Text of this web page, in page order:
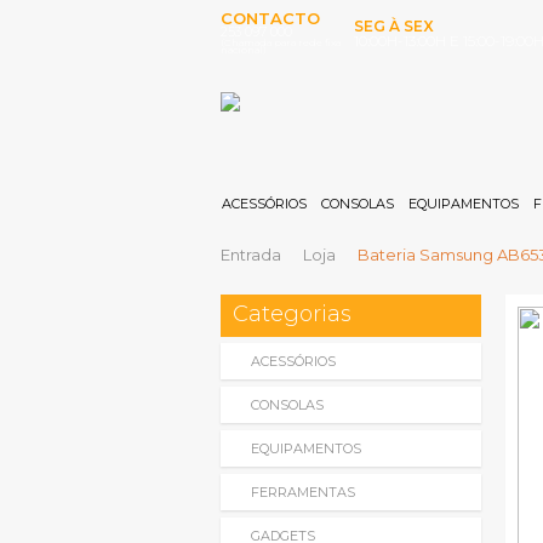
CONTACTO
SEG À SEX
ACESSÓRIOS CONSOLAS EQUIPAMENTOS
Entrada Loja Bateria Samsung
Categorias
ACESSÓRIOS
CONSOLAS
EQUIPAMENTOS
FERRAMENTAS
GADGETS